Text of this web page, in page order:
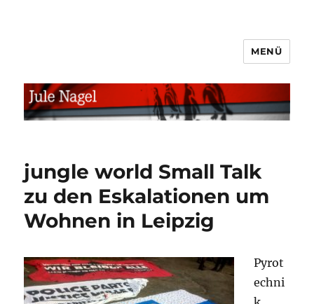
MENÜ
jungle world Small Talk
zu den Eskalationen um
Wohnen in Leipzig
Pyrot
echni